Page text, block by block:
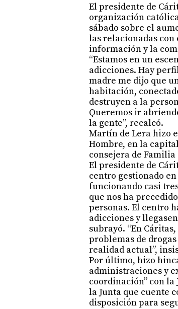
El presidente de
organización
sábado sobre el
las relacionadas con
información y la
“Estamos en un
adicciones. Hay
madre me dijo que
habitación,
destruyen a la
Queremos ir
la gente”, recalcó.
Martín de Lera hizo
Hombre, en la
consejera de
El presidente de
centro gestionado
funcionando casi
que nos ha
personas. El centro
adicciones y
subrayó. “En
problemas de
realidad actual”,
Por último, hizo
administraciones y
coordinación” con la
la Junta que cuente
disposición para